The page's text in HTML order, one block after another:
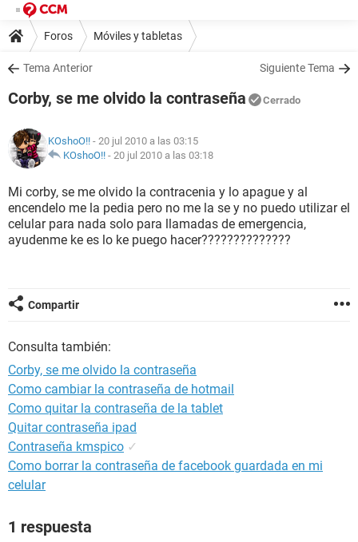
Foros Móviles y tabletas
Tema Anterior Siguiente Tema
Corby, se me olvido la contraseña Cerrado
KOshoO!! - 20 jul 2010 a las 03:15
KOshoO!! - 20 jul 2010 a las 03:18
Mi corby, se me olvido la contracenia y lo apague y al
encendelo me la pedia pero no me la se y no puedo utilizar el
celular para nada solo para llamadas de emergencia,
ayudenme ke es lo ke puego hacer??????????????
Compartir
Consulta también:
Corby, se me olvido la contraseña
Como cambiar la contraseña de hotmail
Como quitar la contraseña de la tablet
Quitar contraseña ipad
Contraseña kmspico ✓
Como borrar la contraseña de facebook guardada en mi
celular
1 respuesta